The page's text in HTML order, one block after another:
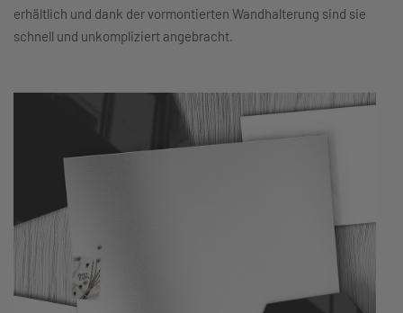
erhältlich und dank der vormontierten Wandhalterung sind sie
schnell und unkompliziert angebracht.